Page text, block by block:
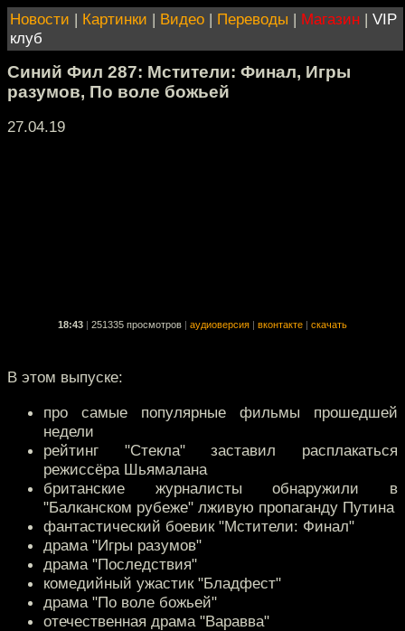
Новости | Картинки | Видео | Переводы | Магазин | VIP
клуб
Синий Фил 287: Мстители: Финал, Игры
разумов, По воле божьей
27.04.19
18:43 251335 просмотров аудиоверсия вконтакте скачать
В этом выпуске:
про самые популярные фильмы прошедшей
недели
рейтинг "Стекла" заставил расплакаться
режиссёра Шьямалана
британские журналисты обнаружили в
"Балканском рубеже" лживую пропаганду Путина
фантастический боевик "Мстители: Финал"
драма "Игры разумов"
драма "Последствия"
комедийный ужастик "Бладфест"
драма "По воле божьей"
отечественная драма "Варавва"